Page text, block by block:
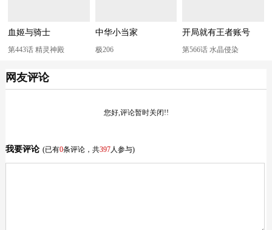
血姬与骑士
第443话 精灵神殿
中华小当家
极206
开局就有王者账号
第566话 水晶侵染
网友评论
您好,评论暂时关闭!!
我要评论 (已有0条评论，共397人参与)